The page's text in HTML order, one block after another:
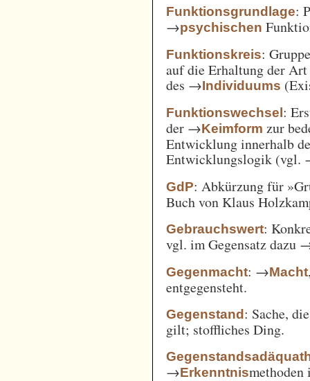
Funktionsgrundlage:
→psychischen
Funktionskreis:
auf die Erhaltung der
des →Individuums
Funktionswechsel:
der →Keimform zur
Entwicklung innerhalb
Entwicklungslogik
GdP: Abkürzung für
Buch von Klaus
Gebrauchswert:
vgl. im Gegensatz dazu
Gegenmacht: →Macht
entgegensteht.
Gegenstand: Sache,
gilt; stoffliches Ding.
→Erkenntnismethoden